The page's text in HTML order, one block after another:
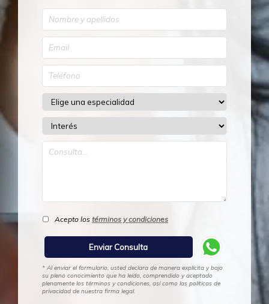
Acepto los términos y condiciones
* Al enviar el formulario, usted declara de manera explícita y bajo
su pleno conocimiento que ha leído, comprendido y aceptado
plenamente los términos y condiciones, así como las políticas de
privacidad de nuestra firma legal.